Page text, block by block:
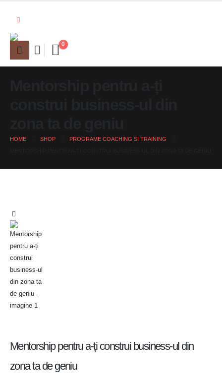
0
HOME SHOP
PROGRAME COACHING SI TRAINING
Mentorship pentru a-ți construi business-ul din
zona ta de geniu